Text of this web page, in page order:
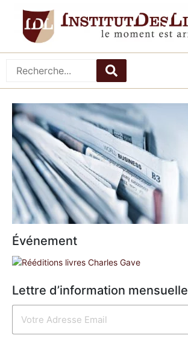
Événement
Lettre d’information mensuelle